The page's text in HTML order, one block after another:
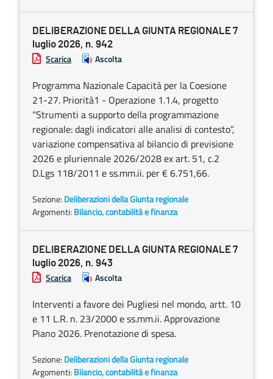
DELIBERAZIONE DELLA GIUNTA REGIONALE 7
luglio 2026, n. 942
Scarica Ascolta
Programma Nazionale Capacità per la Coesione
21-27. Priorità1 - Operazione 1.1.4, progetto
“Strumenti a supporto della programmazione
regionale: dagli indicatori alle analisi di contesto”,
variazione compensativa al bilancio di previsione
2026 e pluriennale 2026/2028 ex art. 51, c.2
D.Lgs 118/2011 e ss.mm.ii. per € 6.751,66.
Sezione: Deliberazioni della Giunta regionale
Argomenti: Bilancio, contabilità e finanza
DELIBERAZIONE DELLA GIUNTA REGIONALE 7
luglio 2026, n. 943
Scarica Ascolta
Interventi a favore dei Pugliesi nel mondo, artt. 10
e 11 L.R. n. 23/2000 e ss.mm.ii. Approvazione
Piano 2026. Prenotazione di spesa.
Sezione: Deliberazioni della Giunta regionale
Argomenti: Bilancio, contabilità e finanza